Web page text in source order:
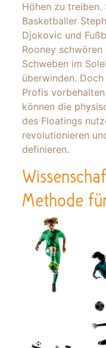
Höhen zu treiben.
Basketballer
Djokovic und
Rooney
Schweben im
überwinden.
Profis
können die
des Floatings
revolutionieren
definieren.
Methode